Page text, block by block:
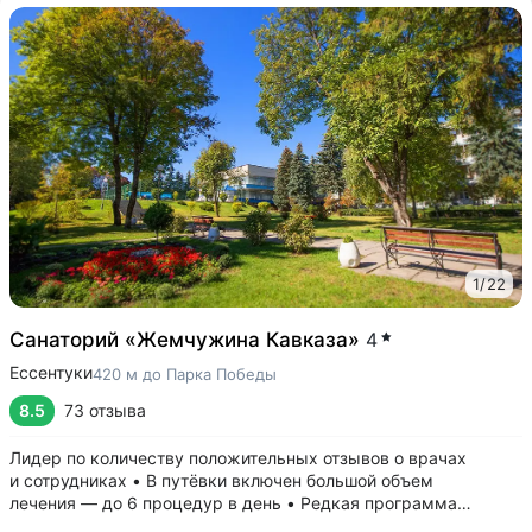
1/22
Санаторий «Жемчужина Кавказа» 4
Ессентуки420 м до Парка Победы
8.5 73 отзыва
Лидер по количеству положительных отзывов о врачах
и сотрудниках • В путёвки включен большой объем
лечения — до 6 процедур в день • Редкая программа